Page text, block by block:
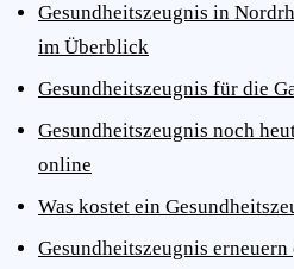
Gesundheitszeugnis in
im Überblick
Gesundheitszeugnis für die
Gesundheitszeugnis noch
online
Was kostet ein
Gesundheitszeugnis